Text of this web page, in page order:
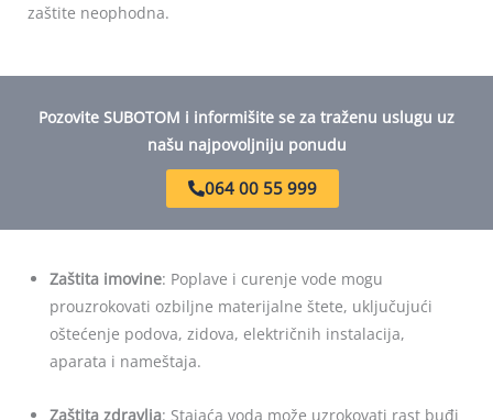
zaštite neophodna.
Pozovite SUBOTOM i informišite se za traženu uslugu uz
našu najpovoljniju ponudu
064 00 55 999
Zaštita imovine: Poplave i curenje vode mogu
prouzrokovati ozbiljne materijalne štete, uključujući
oštećenje podova, zidova, električnih instalacija,
aparata i nameštaja.
Zaštita zdravlja: Stajaća voda može uzrokovati rast buđi